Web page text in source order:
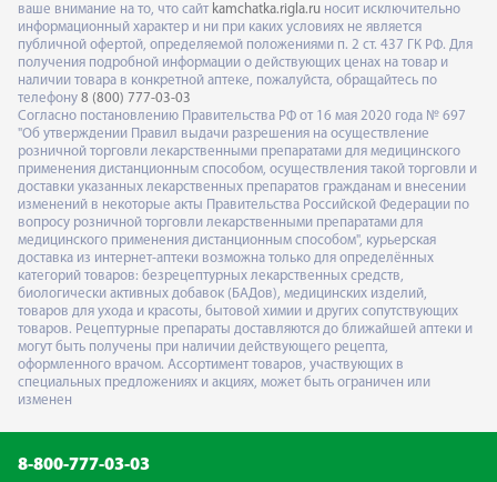
ваше внимание на то, что сайт kamchatka.rigla.ru носит исключительно
информационный характер и ни при каких условиях не является
публичной офертой, определяемой положениями п. 2 ст. 437 ГК РФ. Для
получения подробной информации о действующих ценах на товар и
наличии товара в конкретной аптеке, пожалуйста, обращайтесь по
телефону 8 (800) 777-03-03
Согласно постановлению Правительства РФ от 16 мая 2020 года № 697
"Об утверждении Правил выдачи разрешения на осуществление
розничной торговли лекарственными препаратами для медицинского
применения дистанционным способом, осуществления такой торговли и
доставки указанных лекарственных препаратов гражданам и внесении
изменений в некоторые акты Правительства Российской Федерации по
вопросу розничной торговли лекарственными препаратами для
медицинского применения дистанционным способом", курьерская
доставка из интернет-аптеки возможна только для определённых
категорий товаров: безрецептурных лекарственных средств,
биологически активных добавок (БАДов), медицинских изделий,
товаров для ухода и красоты, бытовой химии и других сопутствующих
товаров. Рецептурные препараты доставляются до ближайшей аптеки и
могут быть получены при наличии действующего рецепта,
оформленного врачом. Ассортимент товаров, участвующих в
специальных предложениях и акциях, может быть ограничен или
изменен
8-800-777-03-03